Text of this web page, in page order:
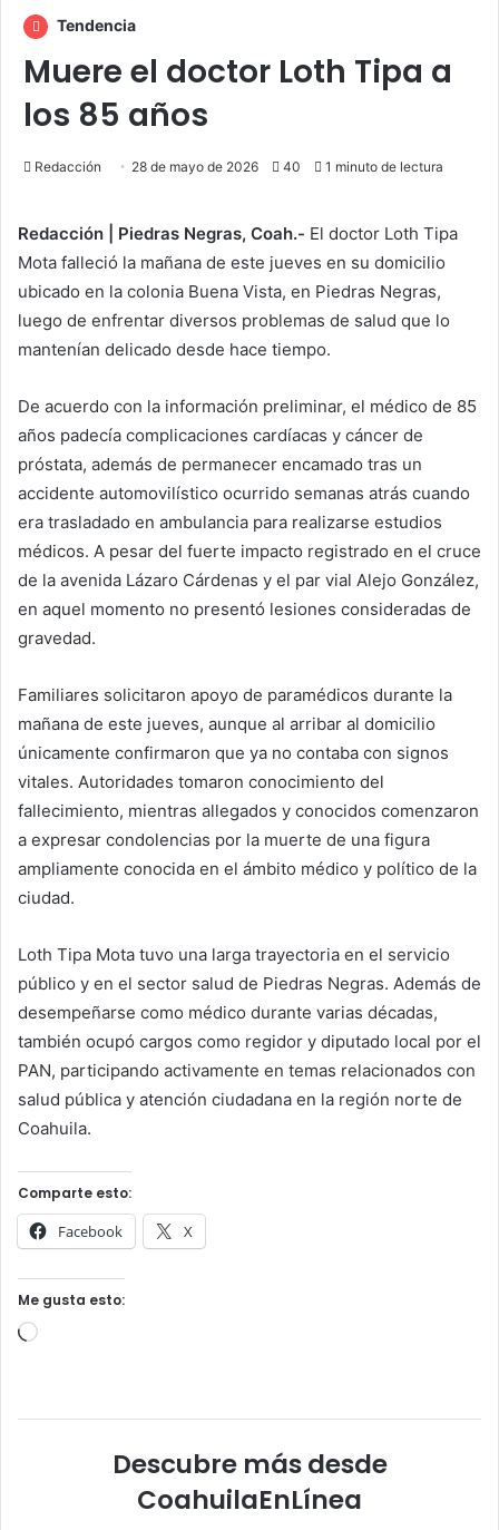
Tendencia
Muere el doctor Loth Tipa a
los 85 años
Redacción 28 de mayo de 2026 40 1 minuto de lectura
Redacción | Piedras Negras, Coah.- El doctor Loth Tipa
Mota falleció la mañana de este jueves en su domicilio
ubicado en la colonia Buena Vista, en Piedras Negras,
luego de enfrentar diversos problemas de salud que lo
mantenían delicado desde hace tiempo.
De acuerdo con la información preliminar, el médico de 85
años padecía complicaciones cardíacas y cáncer de
próstata, además de permanecer encamado tras un
accidente automovilístico ocurrido semanas atrás cuando
era trasladado en ambulancia para realizarse estudios
médicos. A pesar del fuerte impacto registrado en el cruce
de la avenida Lázaro Cárdenas y el par vial Alejo González,
en aquel momento no presentó lesiones consideradas de
gravedad.
Familiares solicitaron apoyo de paramédicos durante la
mañana de este jueves, aunque al arribar al domicilio
únicamente confirmaron que ya no contaba con signos
vitales. Autoridades tomaron conocimiento del
fallecimiento, mientras allegados y conocidos comenzaron
a expresar condolencias por la muerte de una figura
ampliamente conocida en el ámbito médico y político de la
ciudad.
Loth Tipa Mota tuvo una larga trayectoria en el servicio
público y en el sector salud de Piedras Negras. Además de
desempeñarse como médico durante varias décadas,
también ocupó cargos como regidor y diputado local por el
PAN, participando activamente en temas relacionados con
salud pública y atención ciudadana en la región norte de
Coahuila.
Comparte esto:
Facebook X
Me gusta esto:
Cargando...
Descubre más desde
CoahuilaEnLínea